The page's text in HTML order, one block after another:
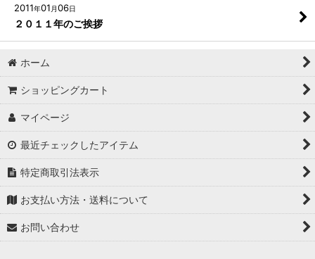
2011年01 月06日
２０１１年のご挨拶
ホーム
ショッピングカート
マイページ
最近チェックしたアイテム
特定商取引法表示
お支払い方法・送料について
お問い合わせ